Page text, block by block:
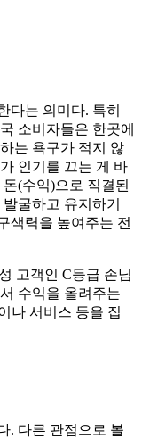
다는 의미다. 특히
소비자들은 한곳에
는 욕구가 적지 않
인기를 끄는 게 바
(수익)으로 직결된
굴하고 유지하기
색력을 높여주는 전
고객인 C등급 손님
수익을 올려주는
나 서비스 등을 집
. 다른 관점으로 볼